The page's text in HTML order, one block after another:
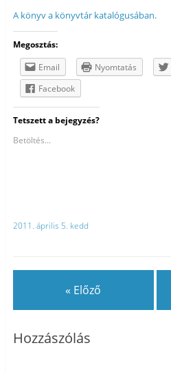
A könyv a könyvtár katalógusában.
Megosztás:
Email
Nyomtatás
Facebook
Tetszett a bejegyzés?
Betöltés...
2011. április 5. kedd
« Előző
Hozzászólás